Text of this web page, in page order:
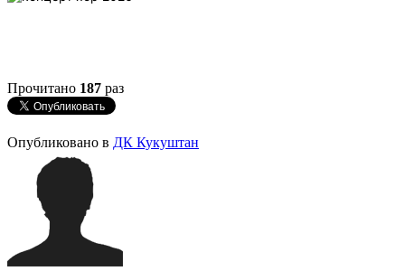
Прочитано 187 раз
Опубликовано в ДК Кукуштан